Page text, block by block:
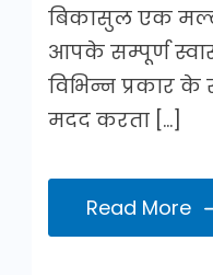
बिकासुल एक
आपके सम्पूर्ण
विभिन्न प्रकार
मदद करता […]
Read More